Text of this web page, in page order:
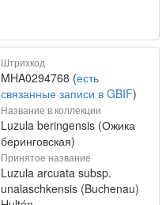
Штрихкод
MHA0294768 (есть
связанные записи в GBIF)
Название в коллекции
Luzula beringensis (Ожика
беринговская)
Принятое название
Luzula arcuata subsp.
unalaschkensis (Buchenau)